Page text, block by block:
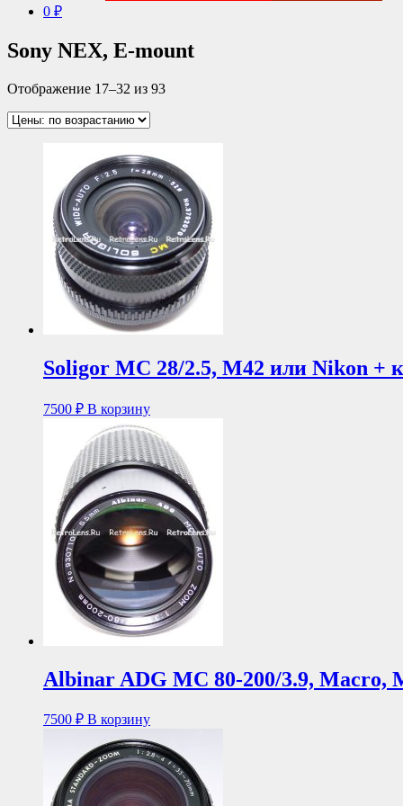
0 ₽
Sony NEX, E-mount
Отображение 17–32 из 93
Soligor MC 28/2.5, М42 или Nikon +
7500 ₽ В корзину
Albinar ADG MC 80-200/3.9, Macro,
7500 ₽ В корзину